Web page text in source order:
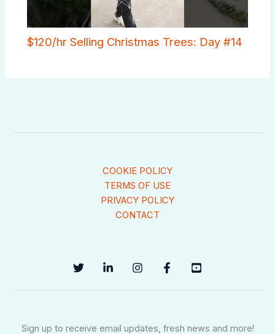
$120/hr Selling Christmas Trees: Day #14
COOKIE POLICY
TERMS OF USE
PRIVACY POLICY
CONTACT
Sign up to receive email updates, fresh news and more!